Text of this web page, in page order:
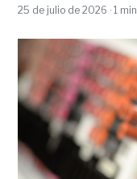
25 de julio de 2026 · 1 min